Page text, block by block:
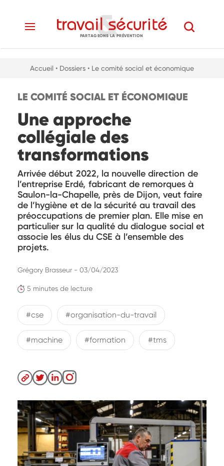
PARTAGEONS LA PRÉVENTION
Accueil • Dossiers • Le comité social et économique
LE COMITÉ SOCIAL ET ÉCONOMIQUE
Une approche
collégiale des
transformations
Arrivée début 2022, la nouvelle direction de
l’entreprise Erdé, fabricant de remorques à
Saulon-la-Chapelle, près de Dijon, veut faire
de l’hygiène et de la sécurité au travail des
préoccupations de premier plan. Elle mise en
particulier sur la qualité du dialogue social et
associe les élus du CSE à l’ensemble des
projets.
5 minutes de lecture
Grégory Brasseur - 03/04/2023
#cse #organisation-du-travail
#machine #formation #tms